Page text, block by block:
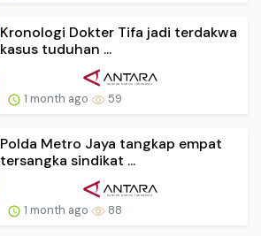
Kronologi Dokter Tifa jadi terdakwa
kasus tuduhan ...
1 month ago 59
Polda Metro Jaya tangkap empat
tersangka sindikat ...
1 month ago 88